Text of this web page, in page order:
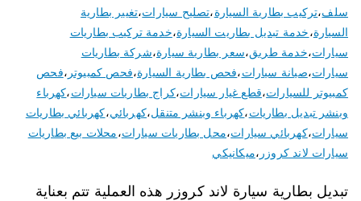
سلف،تركيب بطارية السيارة،تصليح سيارات،تغيير بطارية
السيارة،خدمة تبديل بطاريت السيارة،خدمة تركيب بطاريات
سيارات،خدمة طريق،سعر بطارية سيارة،شركة بطاريات
سيارات،صيانة سيارات،فحص بطارية السيارة،فحص كمبيوتر ،فحص
كمبيوتر للسيارات،قطع غيار سيارات،كراج بطاريات سيارات،كهرباء
وبنشر تبديل بطاريات،كهرباء وبنشر متنقل،كهربائي،كهربائي بطاريات
سيارات،كهربائي سيارات،محل بطاريات سيارات،محلات بيع بطاريات
سيارات لاند كروزر ،ميكانيكي
تبديل بطارية سيارة لاند كروزر هذه العملية تتم بعناية